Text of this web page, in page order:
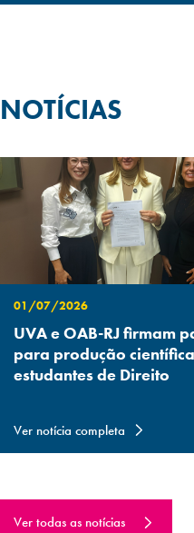
NOTÍCIAS
01/07/2026
UVA e OAB-RJ firmam
para produção
estudantes de Direito
Ver notícia completa
Ver todas as notícias